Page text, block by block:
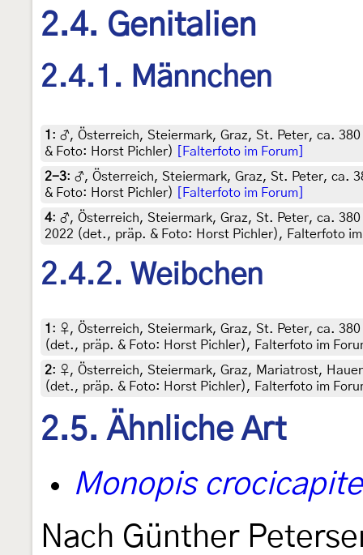
2.4. Genitalien
2.4.1. Männchen
1 : ♂, Österreich, Steiermark, Graz, St. Peter, ca.
& Foto: Horst Pichler)
[Falterfoto im Forum]
2-3: ♂, Österreich, Steiermark, Graz, St. Peter, ca.
& Foto: Horst Pichler)
[Falterfoto im Forum]
4: ♂, Österreich, Steiermark, Graz, St. Peter, ca.
2022 (det., präp. & Foto: Horst Pichler), Falterfoto im
2.4.2. Weibchen
1 : ♀, Österreich, Steiermark, Graz, St. Peter, ca.
(det., präp. & Foto: Horst Pichler), Falterfoto im
2: ♀, Österreich, Steiermark, Graz, Mariatrost,
(det., präp. & Foto: Horst Pichler), Falterfoto im
2.5. Ähnliche Art
Monopis
Nach Günther